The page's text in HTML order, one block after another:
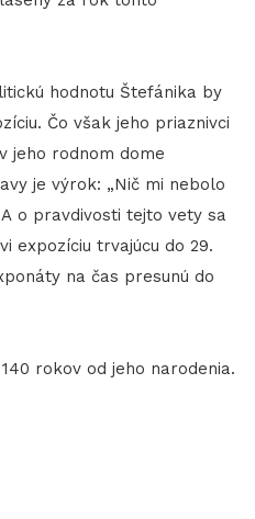
hodnotu Štefánika by
Čo však jeho priaznivci
jeho rodnom dome
je výrok: „Nič mi nebolo
o pravdivosti tejto vety sa
expozíciu trvajúcu do 29.
na čas presunú do
rokov od jeho narodenia.